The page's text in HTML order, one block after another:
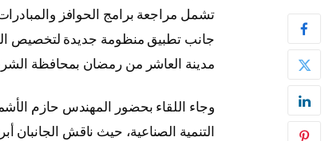
تشمل مراجعة برامج الحوافز
جانب تطبيق منظومة جديدة لتخصيص
مدينة العاشر من رمضان بمحافظة
وجاء اللقاء بحضور المهندس حازم
التنمية الصناعية، حيث ناقش الجانبان